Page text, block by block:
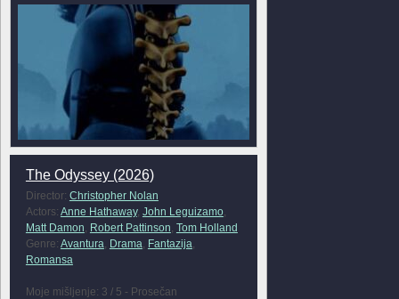
The Odyssey (2026)
Director: Christopher Nolan
Actors: Anne Hathaway, John Leguizamo,
Matt Damon Robert Pattinson Tom Holland
Genre: Avantura Drama Fantazija
Romansa
Moje mišljenje: 3 / 5 - Prosečan